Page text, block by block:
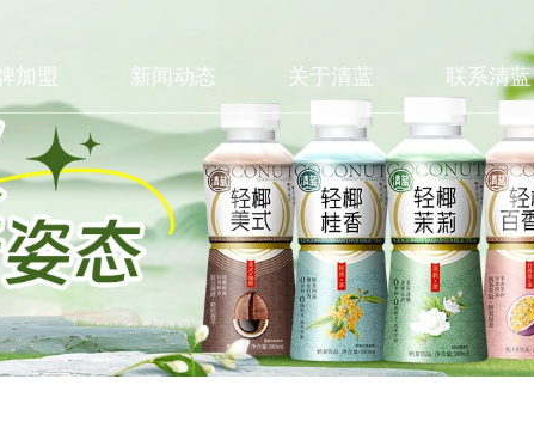
加盟 新闻动态 关于清蓝 联系清蓝